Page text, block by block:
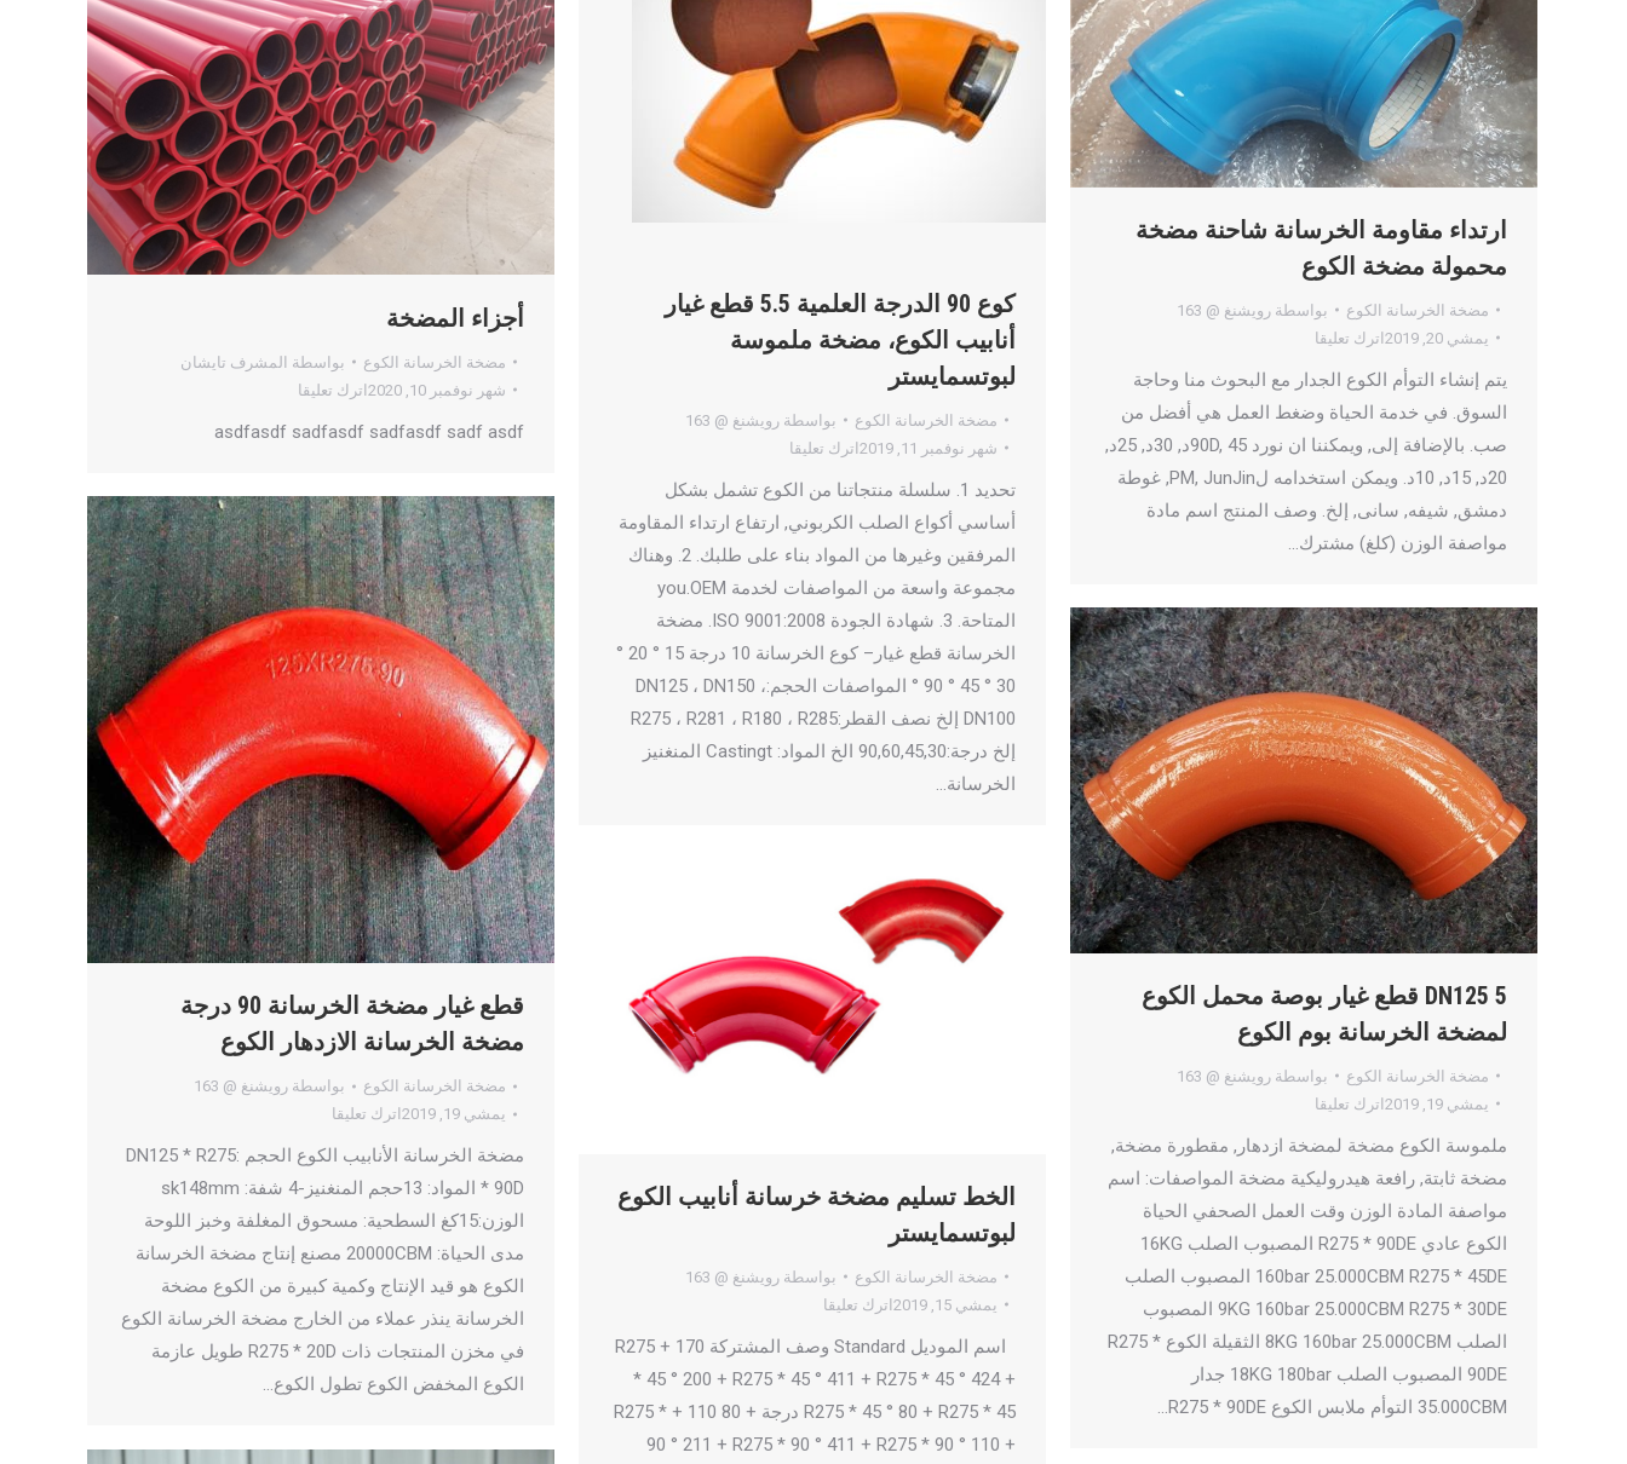
أجزاء المضخة
مضخة الخرسانة الكوع بواسطة المشرف تايشان
شهر نوفمبر 10, 2020
اترك تعليقا
asdfasdf sadfasdf sadfasdf sadf asdf
كوع 90 الدرجة العلمية 5.5 قطع غيار
أنابيب الكوع، مضخة ملموسة
لبوتسمايستر
مضخة الخرسانة الكوع بواسطة رويشنغ @ 163
شهر نوفمبر 11, 2019
اترك تعليقا
تحديد 1. سلسلة منتجاتنا من الكوع تشمل بشكل
أساسي أكواع الصلب الكربوني, ارتفاع ارتداء المقاومة
المرفقين وغيرها من المواد بناء على طلبك. 2. وهناك
مجموعة واسعة من المواصفات لخدمة you.OEM
المتاحة. 3. شهادة الجودة ISO 9001:2008. مضخة
الخرسانة قطع غيار– كوع الخرسانة 10 درجة 15 ° 20 °
30 ° 45 ° 90 ° المواصفات الحجم:DN125 ، DN150 ،
DN100 إلخ نصف القطر:R275 ، R281 ، R180 ، R285
إلخ درجة:90,60,45,30 الخ المواد: Castingt المنغنيز
الخرسانة…
ارتداء مقاومة الخرسانة شاحنة مضخة
محمولة مضخة الكوع
مضخة الخرسانة الكوع بواسطة رويشنغ @ 163
يمشي 20, 2019
اترك تعليقا
يتم إنشاء التوأم الكوع الجدار مع البحوث منا وحاجة
السوق. في خدمة الحياة وضغط العمل هي أفضل من
صب. بالإضافة إلى, ويمكننا ان نورد 90D, 45د, 30د, 25د,
20د, 15د, 10د. ويمكن استخدامه لPM, JunJin, غوطة
دمشق, شيفه, سانى, إلخ. وصف المنتج اسم مادة
مواصفة الوزن (كلغ) مشترك…
قطع غيار مضخة الخرسانة 90 درجة
مضخة الخرسانة الازدهار الكوع
مضخة الخرسانة الكوع بواسطة رويشنغ @ 163
يمشي 19, 2019
اترك تعليقا
مضخة الخرسانة الأنابيب الكوع الحجم :DN125 * R275
* 90D المواد: 13حجم المنغنيز-4 شفة: sk148mm
الوزن:15كغ السطحية: مسحوق المغلفة وخبز اللوحة
مدى الحياة: 20000CBM مصنع إنتاج مضخة الخرسانة
الكوع هو قيد الإنتاج وكمية كبيرة من الكوع مضخة
الخرسانة ينذر عملاء من الخارج مضخة الخرسانة الكوع
في مخزن المنتجات ذات R275 * 20D طويل عازمة
الكوع المخفض الكوع تطول الكوع…
DN125 5 قطع غيار بوصة محمل الكوع
لمضخة الخرسانة بوم الكوع
مضخة الخرسانة الكوع بواسطة رويشنغ @ 163
يمشي 19, 2019
اترك تعليقا
ملموسة الكوع مضخة لمضخة ازدهار, مقطورة مضخة,
مضخة ثابتة, رافعة هيدروليكية مضخة المواصفات: اسم
مواصفة المادة الوزن وقت العمل الصحفي الحياة
الكوع عادي R275 * 90DE المصبوب الصلب 16KG
160bar 25.000CBM R275 * 45DE المصبوب الصلب
9KG 160bar 25.000CBM R275 * 30DE المصبوب
الصلب 8KG 160bar 25.000CBM الثقيلة الكوع R275 *
90DE المصبوب الصلب 18KG 180bar جدار
35.000CBM التوأم ملابس الكوع R275 * 90DE…
الخط تسليم مضخة خرسانة أنابيب الكوع
لبوتسمايستر
مضخة الخرسانة الكوع بواسطة رويشنغ @ 163
يمشي 15, 2019
اترك تعليقا
اسم الموديل Standard وصف المشتركة 170 + R275
* 45 ° 200 + R275 * 45 ° 411 + R275 * 45 ° 424 +
R275 * 45 ° 80 + R275 * 45 درجة + 80 110 + R275 *
90 ° 211 + R275 * 90 ° 411 + R275 * 90 ° 110 +